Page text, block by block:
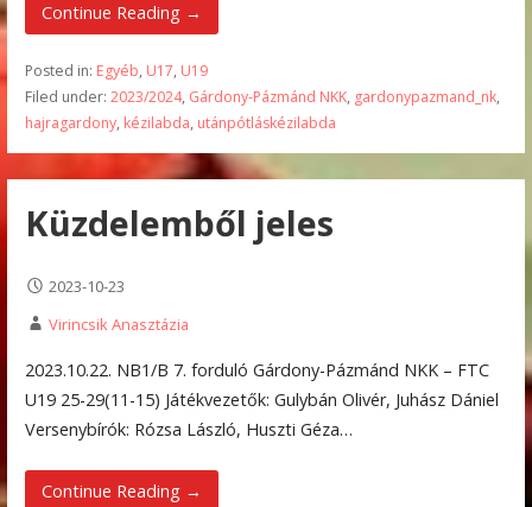
Continue Reading →
Posted in: Egyéb, U17, U19
Filed under: 2023/2024, Gárdony-Pázmánd NKK, gardonypazmand_nk,
hajragardony, kézilabda, utánpótláskézilabda
Küzdelemből jeles
2023-10-23
Virincsik Anasztázia
2023.10.22. NB1/B 7. forduló Gárdony-Pázmánd NKK – FTC
U19 25-29(11-15) Játékvezetők: Gulybán Olivér, Juhász Dániel
Versenybírók: Rózsa László, Huszti Géza…
Continue Reading →